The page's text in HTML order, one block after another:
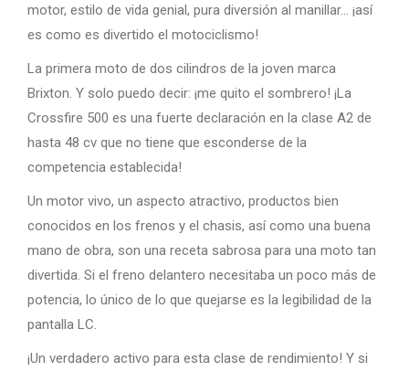
motor, estilo de vida genial, pura diversión al manillar… ¡así
es como es divertido el motociclismo!
La primera moto de dos cilindros de la joven marca
Brixton. Y solo puedo decir: ¡me quito el sombrero! ¡La
Crossfire 500 es una fuerte declaración en la clase A2 de
hasta 48 cv que no tiene que esconderse de la
competencia establecida!
Un motor vivo, un aspecto atractivo, productos bien
conocidos en los frenos y el chasis, así como una buena
mano de obra, son una receta sabrosa para una moto tan
divertida. Si el freno delantero necesitaba un poco más de
potencia, lo único de lo que quejarse es la legibilidad de la
pantalla LC.
¡Un verdadero activo para esta clase de rendimiento! Y si